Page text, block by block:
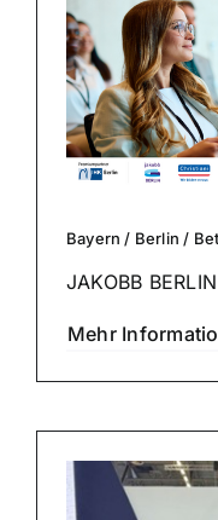
Bayern / Berlin /
JAKOBB BERLIN
Mehr